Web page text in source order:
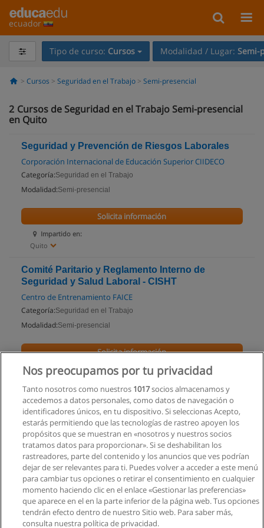
ecuador
Tipo de curso: Cursos Modalidad / Lugar: Semi-
Cursos Seguridad en el Trabajo Semi-presencial
2 Cursos de Seguridad en el Trabajo Semi-presencial
en Quito
Seguridad y Prevención de Riesgos Laborales
Corporación Internacional de Educación Superior CIIDECO
Categoría:Seguridad en el Trabajo
Modalidad:Semi-presencial
Impartido en:
Quito
Solicita información
Comité Paritario y Reglamento Interno de
Seguridad y Salud Laboral - CISHT
Centro de Entrenamiento FAICE
Categoría:Seguridad en el Trabajo
Modalidad:Semi-presencial
Impartido en:
Solicita información
Nos preocupamos por tu privacidad
Tanto nosotros como nuestros 1017socios almacenamos y
accedemos a datos personales, como datos de navegación o
identificadores únicos, en tu dispositivo. Si seleccionas Acepto,
estarás permitiendo que las tecnologías de rastreo apoyen los
propósitos que se muestran en «nosotros y nuestros socios
tratamos datos para proporcionar». Si se deshabilitan los
rastreadores, parte del contenido y los anuncios que ves podrían
dejar de ser relevantes para ti. Puedes volver a acceder a este menú
para cambiar tus opciones o retirar el consentimiento en cualquier
momento haciendo clic en el enlace «Gestionar las preferencias»
que aparece en el en la parte inferior de la página web. Tus opciones
tendrán efecto dentro de nuestro Sitio web. Para saber más,
consulta nuestra política de privacidad.